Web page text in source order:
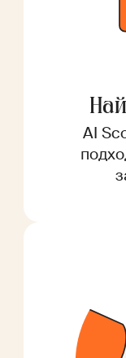
AI